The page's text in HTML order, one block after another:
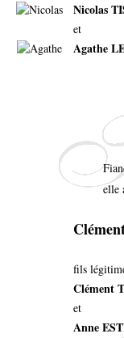
Nicolas
et
Agathe
elle
fils
Clément
et
Anne